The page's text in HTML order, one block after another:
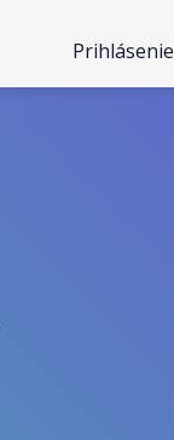
Prihlásenie